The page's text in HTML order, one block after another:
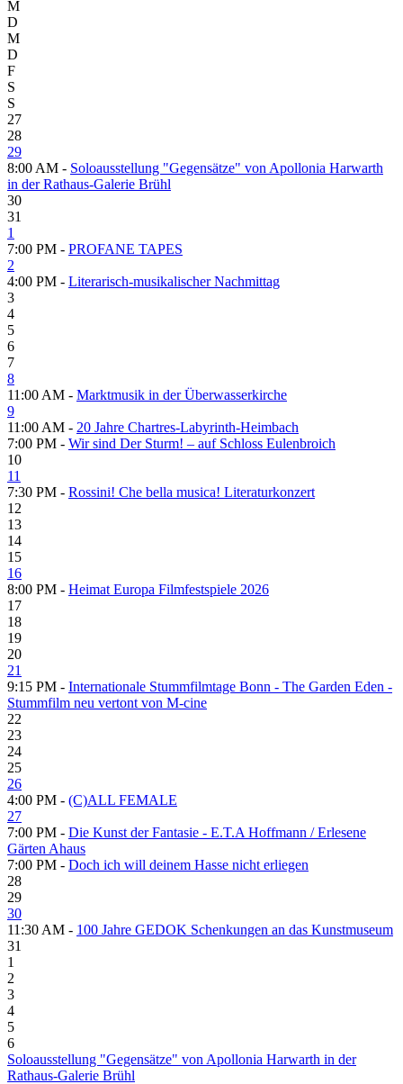
M
D
M
D
F
S
S
27
28
29
8:00 AM - Soloausstellung "Gegensätze" von Apollonia Harwarth
in der Rathaus-Galerie Brühl
30
31
1
7:00 PM - PROFANE TAPES
2
4:00 PM - Literarisch-musikalischer Nachmittag
3
4
5
6
7
8
11:00 AM - Marktmusik in der Überwasserkirche
9
11:00 AM - 20 Jahre Chartres-Labyrinth-Heimbach
7:00 PM - Wir sind Der Sturm! – auf Schloss Eulenbroich
10
11
7:30 PM - Rossini! Che bella musica! Literaturkonzert
12
13
14
15
16
8:00 PM - Heimat Europa Filmfestspiele 2026
17
18
19
20
21
9:15 PM - Internationale Stummfilmtage Bonn - The Garden Eden -
Stummfilm neu vertont von M-cine
22
23
24
25
26
4:00 PM - (C)ALL FEMALE
27
7:00 PM - Die Kunst der Fantasie - E.T.A Hoffmann / Erlesene
Gärten Ahaus
7:00 PM - Doch ich will deinem Hasse nicht erliegen
28
29
30
11:30 AM - 100 Jahre GEDOK Schenkungen an das Kunstmuseum
31
1
2
3
4
5
6
Soloausstellung "Gegensätze" von Apollonia Harwarth in der
Rathaus-Galerie Brühl